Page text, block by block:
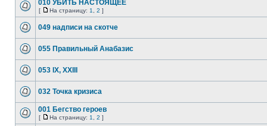
010 УБИТЬ НАСТОЯЩЕЕ
[ На страницу: 1 2 ]
049 надписи на скотче
055 Правильный Анабазис
053 IX, XXIII
032 Точка кризиса
001 Бегство героев
[ На страницу: 1 2 ]